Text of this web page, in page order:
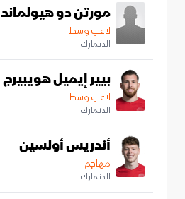
مورتن دو هيولماند
لاعب وسط
الدنمارك
بيير إيميل هويبيرج
لاعب وسط
الدنمارك
أندريس أولسين
مهاجم
الدنمارك